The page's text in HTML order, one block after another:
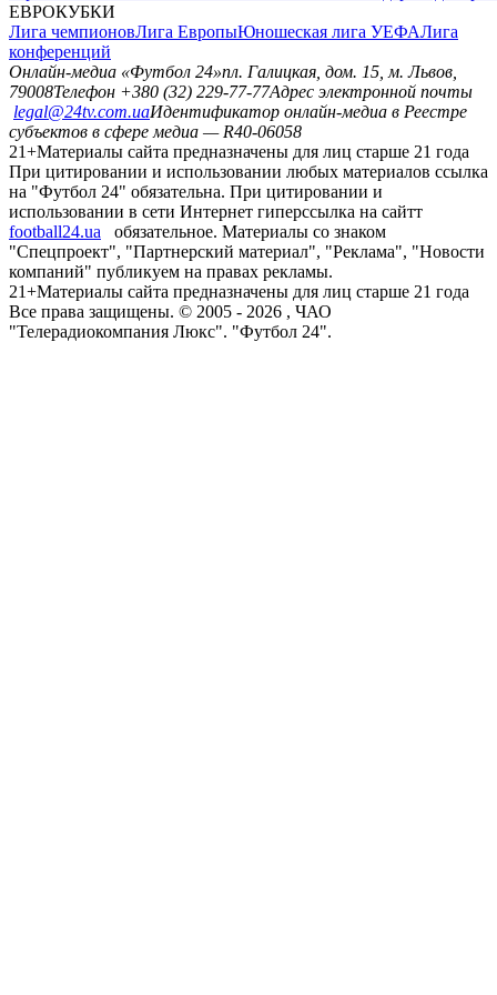
ЕВРОКУБКИ
Лига чемпионовЛига ЕвропыЮношеская лига УЕФАЛига
конференций
Онлайн-медиа «Футбол 24»пл. Галицкая, дом. 15, м. Львов,
79008Телефон +380 (32) 229-77-77Адрес электронной почты
legal@24tv.com.uaИдентификатор онлайн-медиа в Реестре
субъектов в сфере медиа — R40-06058
21+Материалы сайта предназначены для лиц старше 21 года
При цитировании и использовании любых материалов ссылка
на "Футбол 24" обязательна. При цитировании и
использовании в сети Интернет гиперссылка на сайтт
football24.ua
обязательное. Материалы со знаком
"Спецпроект", "Партнерский материал", "Реклама", "Новости
компаний" публикуем на правах рекламы.
21+Материалы сайта предназначены для лиц старше 21 года
Все права защищены. © 2005 - 2026 , ЧАО
"Телерадиокомпания Люкс". "Футбол 24".